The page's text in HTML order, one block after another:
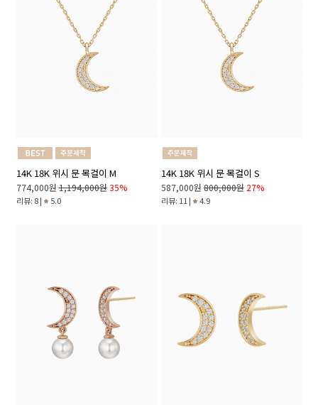
14K 18K 위시 문 목걸이 M
774,000원 1,194,000원 35%
리뷰: 8 | 5.0
14K 18K 위시 문 목걸이 S
587,000원 800,000원 27%
리뷰: 11 | 4.9